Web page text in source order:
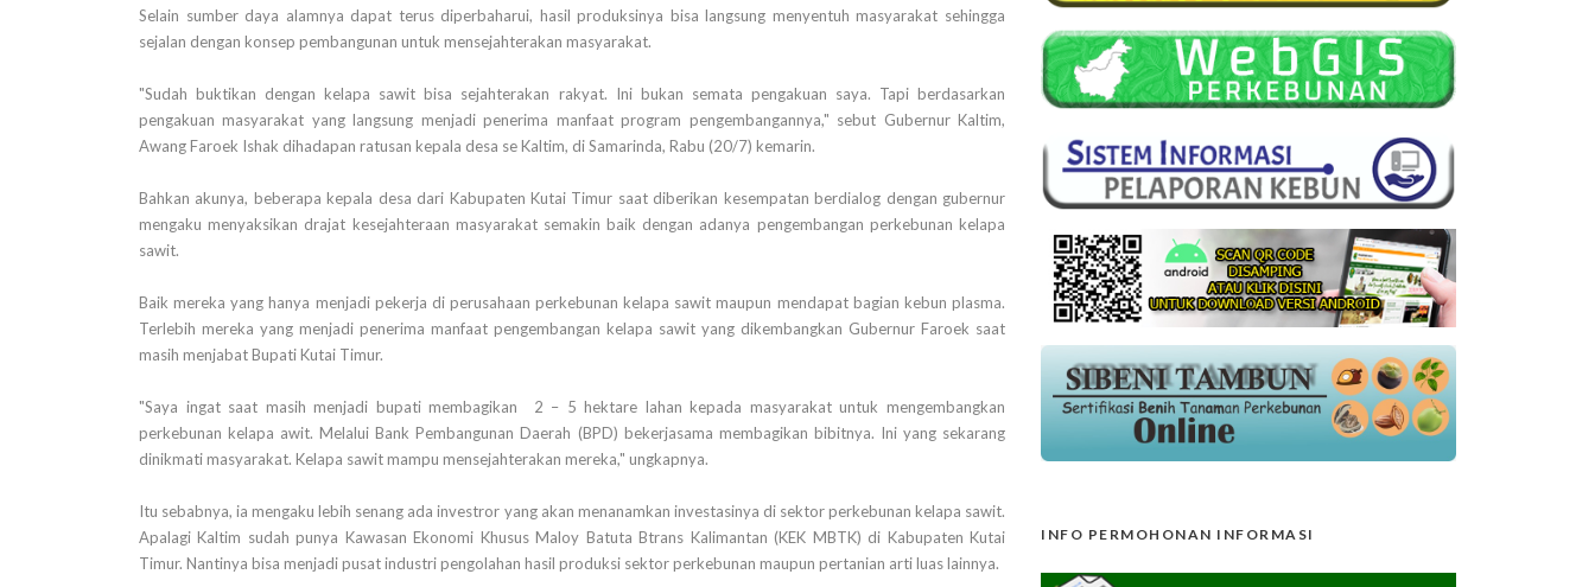
Selain sumber daya alamnya dapat terus diperbaharui, hasil produksinya bisa langsung menyentuh masyarakat sehingga
sejalan dengan konsep pembangunan untuk mensejahterakan masyarakat.
"Sudah buktikan dengan kelapa sawit bisa sejahterakan rakyat. Ini bukan semata pengakuan saya. Tapi berdasarkan
pengakuan masyarakat yang langsung menjadi penerima manfaat program pengembangannya," sebut Gubernur Kaltim,
Awang Faroek Ishak dihadapan ratusan kepala desa se Kaltim, di Samarinda, Rabu (20/7) kemarin.
Bahkan akunya, beberapa kepala desa dari Kabupaten Kutai Timur saat diberikan kesempatan berdialog dengan gubernur
mengaku menyaksikan drajat kesejahteraan masyarakat semakin baik dengan adanya pengembangan perkebunan kelapa
sawit.
Baik mereka yang hanya menjadi pekerja di perusahaan perkebunan kelapa sawit maupun mendapat bagian kebun plasma.
Terlebih mereka yang menjadi penerima manfaat pengembangan kelapa sawit yang dikembangkan Gubernur Faroek saat
masih menjabat Bupati Kutai Timur.
"Saya ingat saat masih menjadi bupati membagikan 2 – 5 hektare lahan kepada masyarakat untuk mengembangkan
perkebunan kelapa awit. Melalui Bank Pembangunan Daerah (BPD) bekerjasama membagikan bibitnya. Ini yang sekarang
dinikmati masyarakat. Kelapa sawit mampu mensejahterakan mereka," ungkapnya.
Itu sebabnya, ia mengaku lebih senang ada investror yang akan menanamkan investasinya di sektor perkebunan kelapa sawit.
Apalagi Kaltim sudah punya Kawasan Ekonomi Khusus Maloy Batuta Btrans Kalimantan (KEK MBTK) di Kabupaten Kutai
Timur. Nantinya bisa menjadi pusat industri pengolahan hasil produksi sektor perkebunan maupun pertanian arti luas lainnya.
INFO PERMOHONAN INFORMASI